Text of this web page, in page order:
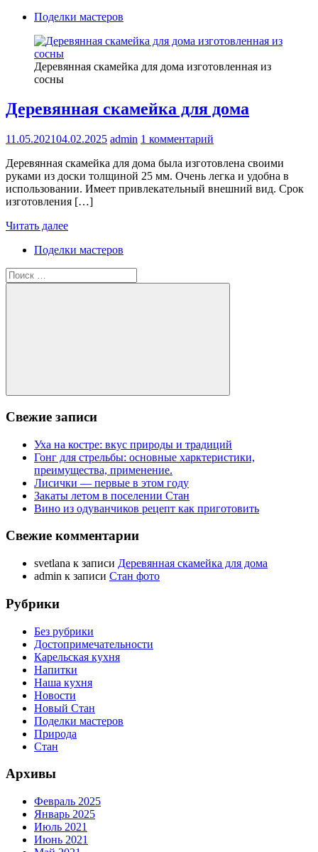
Поделки мастеров
Деревянная скамейка для дома изготовленная из
сосны
Деревянная скамейка для дома
11.05.202104.02.2025 admin 1 комментарий
Деревянная скамейка для дома была изготовлена своими
руками из доски толщиной 25 мм. Очень легка и удобна в
использовании. Имеет привлекательный внешний вид. Срок
изготовления […]
Читать далее
Поделки мастеров
Поиск
для:
Поиск
Свежие записи
Уха на костре: вкус природы и традиций
Гонг для стрельбы: основные харктеристики,
преимущества, применение.
Лисички — первые в этом году
Закаты летом в поселении Стан
Вино из одуванчиков рецепт как приготовить
Свежие комментарии
svetlana к записи Деревянная скамейка для дома
admin к записи Стан фото
Рубрики
Без рубрики
Достопримечательности
Карельская кухня
Напитки
Наша кухня
Новости
Новый Стан
Поделки мастеров
Природа
Стан
Архивы
Февраль 2025
Январь 2025
Июль 2021
Июнь 2021